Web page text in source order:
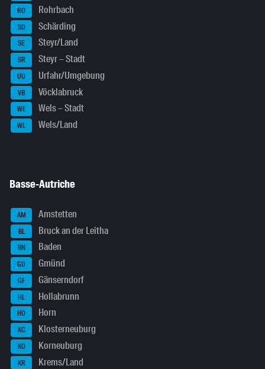
RO Rohrbach
SD Schärding
SE Steyr/Land
SR Steyr – Stadt
UU Urfahr/Umgebung
VB Vöcklabruck
WE Wels – Stadt
WL Wels/Land
Basse-Autriche
AM Amstetten
BL Bruck an der Leitha
BN Baden
GD Gmünd
GF Gänserndorf
HL Hollabrunn
HO Horn
KG Klosterneuburg
KO Korneuburg
KR Krems/Land